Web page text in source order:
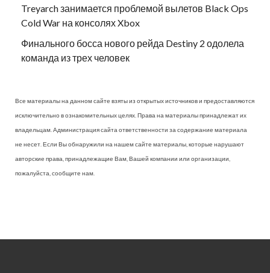
Treyarch занимается проблемой вылетов Black Ops
Cold War на консолях Xbox
Финального босса нового рейда Destiny 2 одолела
команда из трех человек
Все материалы на данном сайте взяты из открытых источников и предоставляются
исключительно в ознакомительных целях. Права на материалы принадлежат их
владельцам. Администрация сайта ответственности за содержание материала
не несет. Если Вы обнаружили на нашем сайте материалы, которые нарушают
авторские права, принадлежащие Вам, Вашей компании или организации,
пожалуйста, сообщите нам.